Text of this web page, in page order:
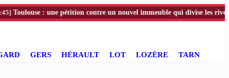
: une pétition contre un nouvel immeuble qui divise les riverains
GERS HÉRAULT LOT LOZÈRE TARN